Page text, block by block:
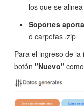
los que se
Soportes
o carpetas .zip
Para el ingreso de
botón "Nuevo"